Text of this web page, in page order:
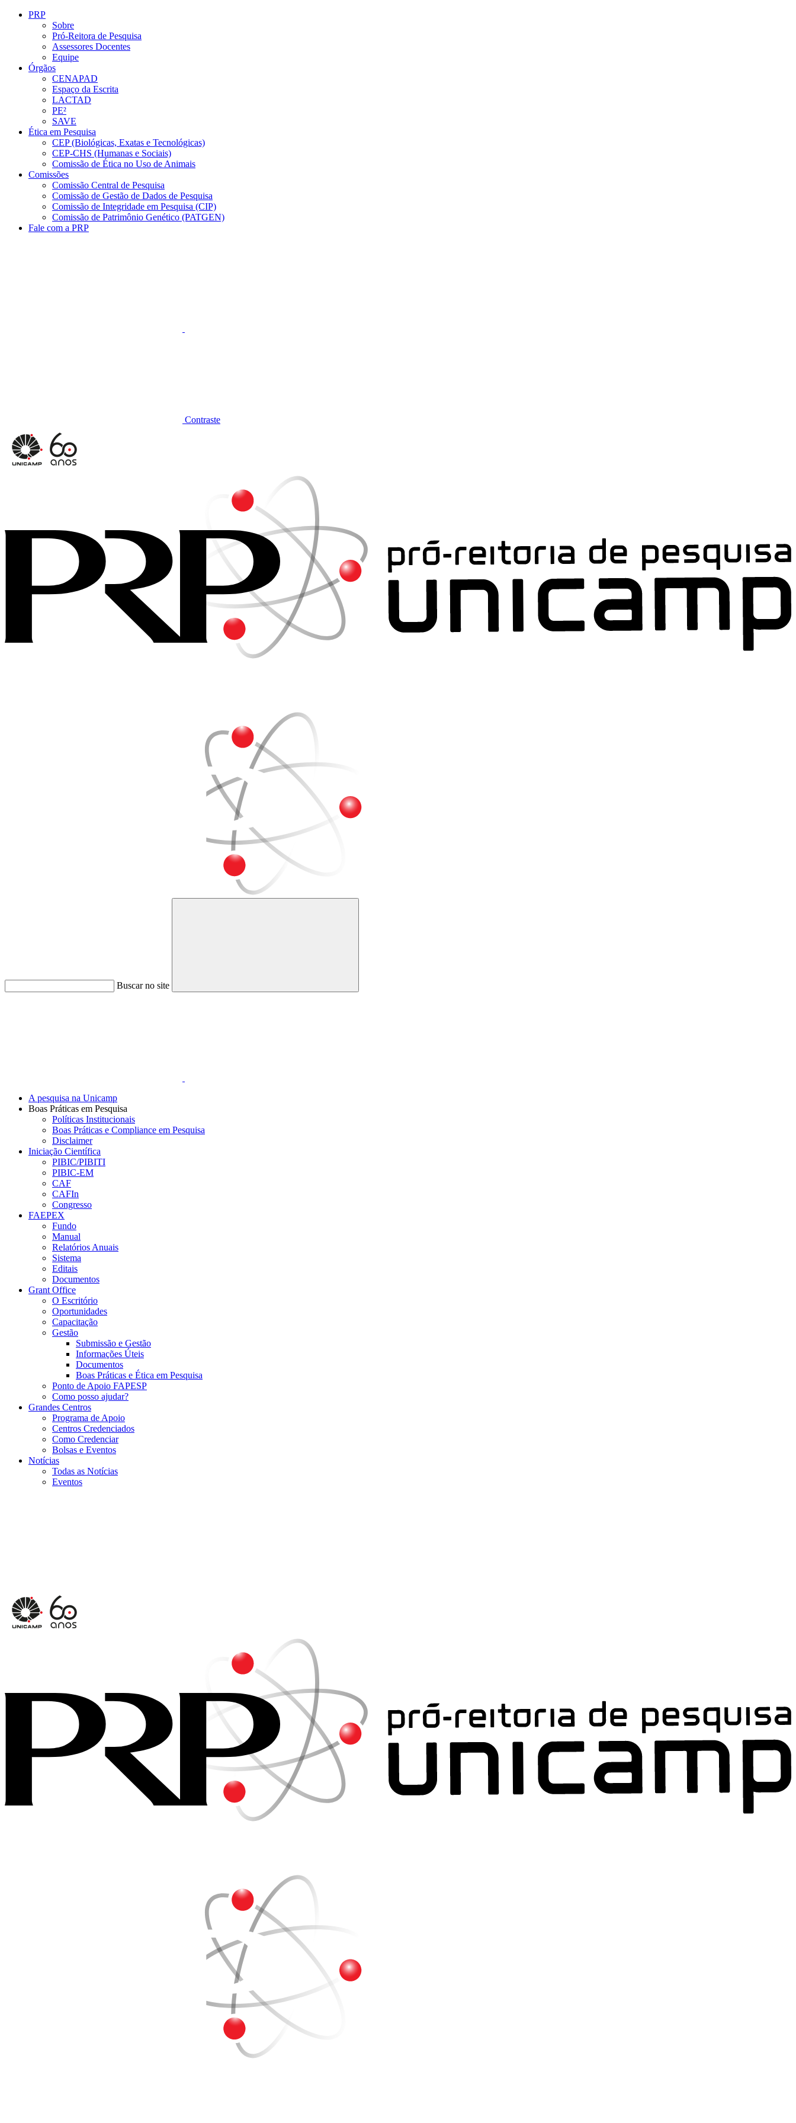
Conteúdo principal
PRP
Sobre
Pró-Reitora de Pesquisa
Assessores Docentes
Equipe
Órgãos
CENAPAD
Espaço da Escrita
LACTAD
PE²
SAVE
Ética em Pesquisa
CEP (Biológicas, Exatas e Tecnológicas)
CEP-CHS (Humanas e Sociais)
Comissão de Ética no Uso de Animais
Comissões
Comissão Central de Pesquisa
Comissão de Gestão de Dados de Pesquisa
Comissão de Integridade em Pesquisa (CIP)
Comissão de Patrimônio Genético (PATGEN)
Fale com a PRP
Contraste
Buscar no site
Buscar
A pesquisa na Unicamp
Boas Práticas em Pesquisa
Políticas Institucionais
Boas Práticas e Compliance em Pesquisa
Disclaimer
Iniciação Científica
PIBIC/PIBITI
PIBIC-EM
CAF
CAFIn
Congresso
FAEPEX
Fundo
Manual
Relatórios Anuais
Sistema
Editais
Documentos
Grant Office
O Escritório
Oportunidades
Capacitação
Gestão
Submissão e Gestão
Informações Úteis
Documentos
Boas Práticas e Ética em Pesquisa
Ponto de Apoio FAPESP
Como posso ajudar?
Grandes Centros
Programa de Apoio
Centros Credenciados
Como Credenciar
Bolsas e Eventos
Notícias
Todas as Notícias
Eventos